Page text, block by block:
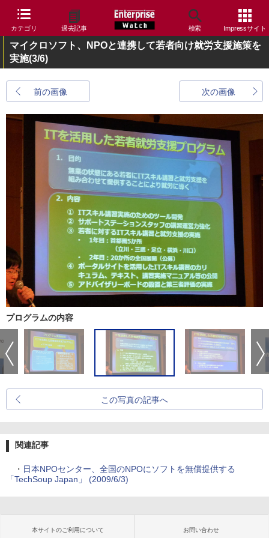
カテゴリ 過去記事 検索 Impressサイト
マイクロソフト、NPOと連携して若者向け就労支援施策を
実施(3/6)
前の画像 次の画像
プログラムの内容
この写真の記事へ
関連記事
・ 日本NPOセンター、全国のNPOにソフトを無償提供する
「TechSoup Japan」 (2009/6/3)
本サイトのご利用について お問い合わせ